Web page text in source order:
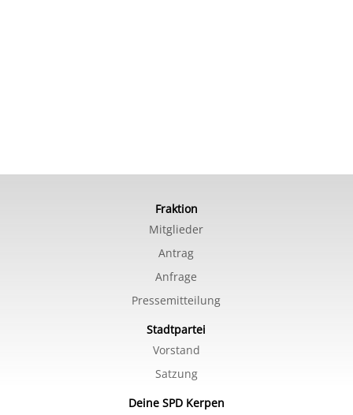
Fraktion
Mitglieder
Antrag
Anfrage
Pressemitteilung
Stadtpartei
Vorstand
Satzung
Deine SPD Kerpen